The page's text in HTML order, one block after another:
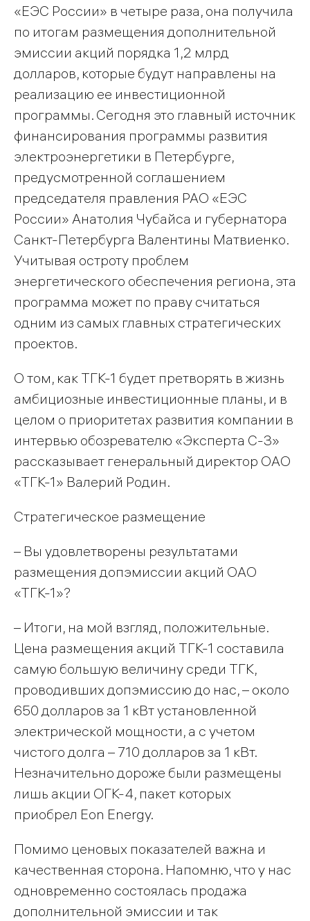
«ЕЭС России» в четыре раза, она получила
по итогам размещения дополнительной
эмиссии акций порядка 1,2 млрд
долларов, которые будут направлены на
реализацию ее инвестиционной
программы. Сегодня это главный источник
финансирования программы развития
электроэнергетики в Петербурге,
предусмотренной соглашением
председателя правления РАО «ЕЭС
России» Анатолия Чубайса и губернатора
Санкт-Петербурга Валентины Матвиенко.
Учитывая остроту проблем
энергетического обеспечения региона, эта
программа может по праву считаться
одним из самых главных стратегических
проектов.
О том, как ТГК-1 будет претворять в жизнь
амбициозные инвестиционные планы, и в
целом о приоритетах развития компании в
интервью обозревателю «Эксперта С-З»
рассказывает генеральный директор ОАО
«ТГК-1» Валерий Родин.
Стратегическое размещение
– Вы удовлетворены результатами
размещения допэмиссии акций ОАО
«ТГК-1»?
– Итоги, на мой взгляд, положительные.
Цена размещения акций ТГК-1 составила
самую большую величину среди ТГК,
проводивших допэмиссию до нас, – около
650 долларов за 1 кВт установленной
электрической мощности, а с учетом
чистого долга – 710 долларов за 1 кВт.
Незначительно дороже были размещены
лишь акции ОГК-4, пакет которых
приобрел Eon Energy.
Помимо ценовых показателей важна и
качественная сторона. Напомню, что у нас
одновременно состоялась продажа
дополнительной эмиссии и так